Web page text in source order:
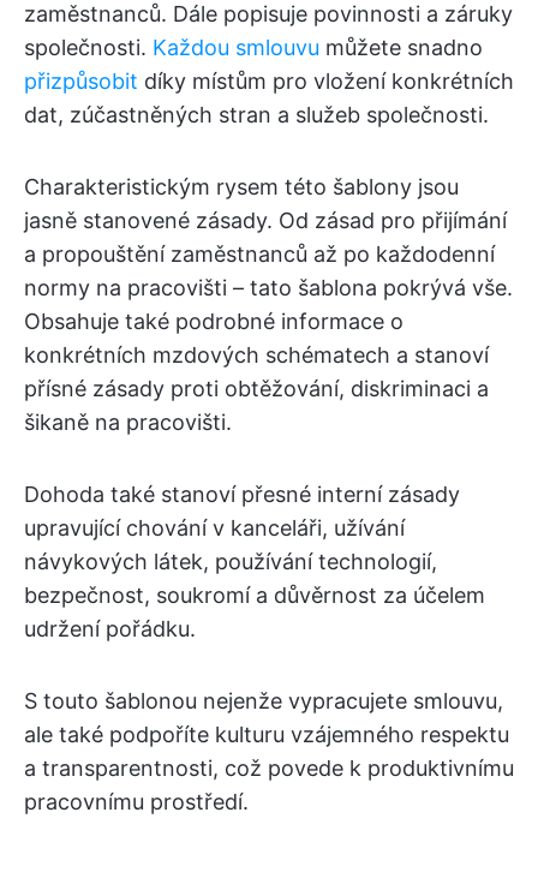
zaměstnanců. Dále popisuje povinnosti a záruky
společnosti. Každou smlouvu můžete snadno
přizpůsobit díky místům pro vložení konkrétních
dat, zúčastněných stran a služeb společnosti.
Charakteristickým rysem této šablony jsou
jasně stanovené zásady. Od zásad pro přijímání
a propouštění zaměstnanců až po každodenní
normy na pracovišti – tato šablona pokrývá vše.
Obsahuje také podrobné informace o
konkrétních mzdových schématech a stanoví
přísné zásady proti obtěžování, diskriminaci a
šikaně na pracovišti.
Dohoda také stanoví přesné interní zásady
upravující chování v kanceláři, užívání
návykových látek, používání technologií,
bezpečnost, soukromí a důvěrnost za účelem
udržení pořádku.
S touto šablonou nejenže vypracujete smlouvu,
ale také podpoříte kulturu vzájemného respektu
a transparentnosti, což povede k produktivnímu
pracovnímu prostředí.